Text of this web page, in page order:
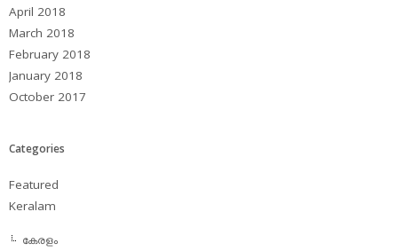
April 2018
March 2018
February 2018
January 2018
October 2017
Categories
Featured
Keralam
കേരളം